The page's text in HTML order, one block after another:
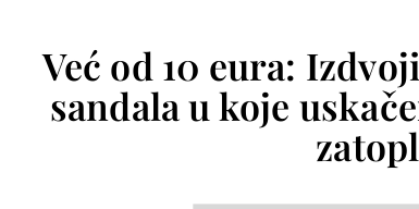
Već od 10 eura:
sandala u koje